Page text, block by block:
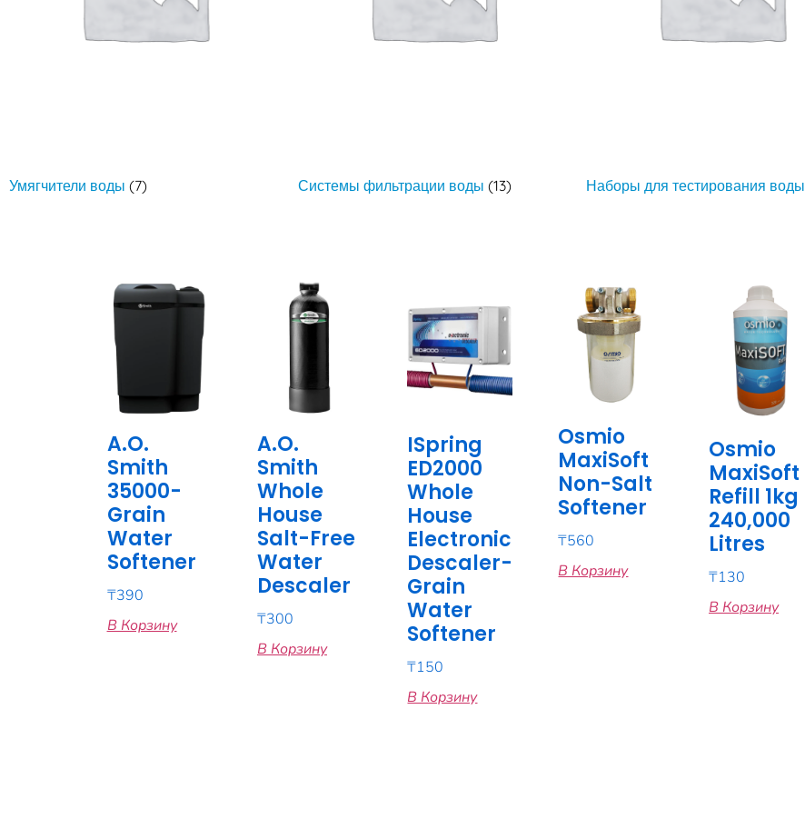
Умягчители воды (7) Системы фильтрации воды (13) Наборы для тестирования воды
A.O.
Smith
35000-
Grain
Water
Softener
₸390
В Корзину
A.O.
Smith
Whole
House
Salt-Free
Water
Descaler
₸300
В Корзину
ISpring
ED2000
Whole
House
Electronic
Descaler-
Grain
Water
Softener
₸150
В Корзину
Osmio
MaxiSoft
Non-Salt
Softener
₸560
В Корзину
Osmio
MaxiSoft
Refill 1kg
240,000
Litres
₸130
В Корзину